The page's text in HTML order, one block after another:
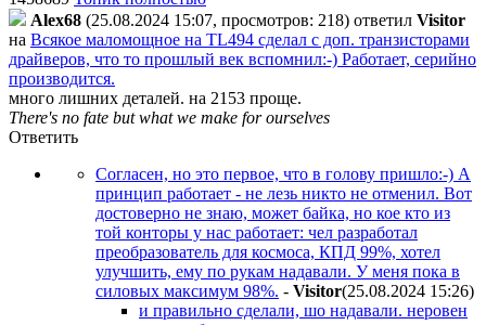
Alex68 (25.08.2024 15:07, просмотров: 218) ответил Visitor
на Всякое маломощное на TL494 сделал с доп. транзисторами
драйверов, что то прошлый век вспомнил:-) Работает, серийно
производится.
много лишних деталей. на 2153 проще.
There's no fate but what we make for ourselves
Ответить
Согласен, но это первое, что в голову пришло:-) А
принцип работает - не лезь никто не отменил. Вот
достоверно не знаю, может байка, но кое кто из
той конторы у нас работает: чел разработал
преобразователь для космоса, КПД 99%, хотел
улучшить, ему по рукам надавали. У меня пока в
силовых максимум 98%. - Visitor(25.08.2024 15:26)
и правильно сделали, шо надавали. неровен